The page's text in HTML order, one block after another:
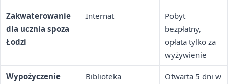
Zakwaterowanie
dla ucznia spoza
Łodzi
Internat
Pobyt
bezpłatny,
opłata tylko za
wyżywienie
Wypożyczenie
Biblioteka
Otwarta 5 dni w